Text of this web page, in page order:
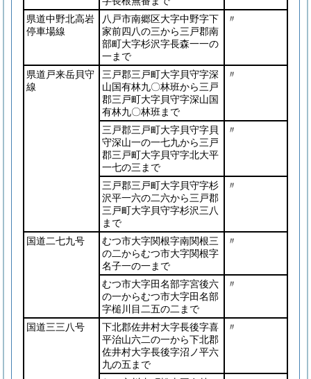
県道中野北高岩
停車場線
八戸市南郷区大字中野字下
家前四八の三から三戸郡南
部町大字杉沢字長森一一の
一まで
〃
県道戸来岳貝守
線
三戸郡三戸町大字貝守字深
山国有林九〇林班から三戸
郡三戸町大字貝守字深山国
有林九〇林班まで
〃
三戸郡三戸町大字貝守字貝
守深山一の一七九から三戸
郡三戸町大字貝守字北大平
一七の三まで
〃
三戸郡三戸町大字貝守字杉
沢平一六の二六から三戸郡
三戸町大字貝守字杉沢三八
まで
〃
国道二七九号
むつ市大字関根字南関根三
の二からむつ市大字関根字
名子一の一まで
〃
むつ市大字田名部字宮後六
の一からむつ市大字田名部
字槌川目二五の二まで
〃
国道三三八号
下北郡佐井村大字長後字喜
平治山六二の一から下北郡
佐井村大字長後字沼ノ平六
九の五まで
〃